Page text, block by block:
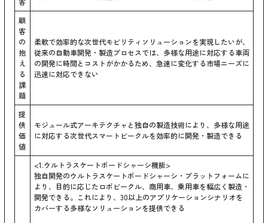
顧
客
の
抱
え
る
課
題
柔軟で効率的な次世代モビリティソリューションを実現したいが、
従来の自動車開発・製造プロセスでは、多様な用途に対応する車両
の開発に時間とコストがかかるため、急速に変化する市場ニーズに
迅速に対応できない
提
供
価
値
モジュール式アーキテクチャと独自の製造技術により、多様な用途
に対応する次世代スマートビークルを効率的に開発・製造できる
<1.ウルトラスケートボードシャーシ機能>
独自開発のウルトラスケートボードシャーシ・プラットフォームに
より、目的に応じたロボビークル、商用車、乗用車を幅広く製造・
開発できる。これにより、30以上のアプリケーションシナリオを
カバーする多様なソリューションを提供できる